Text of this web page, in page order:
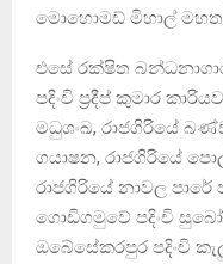
මොහොමඩ් මිහාල්
එසේ රක්ෂිත
පදිංචි ප්‍රදීප් කුමාර
මධුශංඛ, රාජගිරියේ
ගයාෂන, රාජගිරියේ
රාජගිරියේ නාවල
ගොඩිගමුවේ පදිංචි
ඔබේසේකරපුර පදිංචි